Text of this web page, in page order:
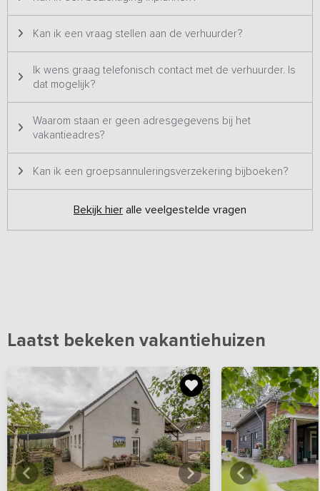
Kan ik een vraag stellen aan de verhuurder?
Ik wens graag telefonisch contact met de verhuurder. Is
dat mogelijk?
Waarom staan er geen adresgegevens bij het
vakantieadres?
Kan ik een groepsannuleringsverzekering bijboeken?
Bekijk hier alle veelgestelde vragen
Laatst bekeken vakantiehuizen
Bekijkhieralle foto's Bekijk